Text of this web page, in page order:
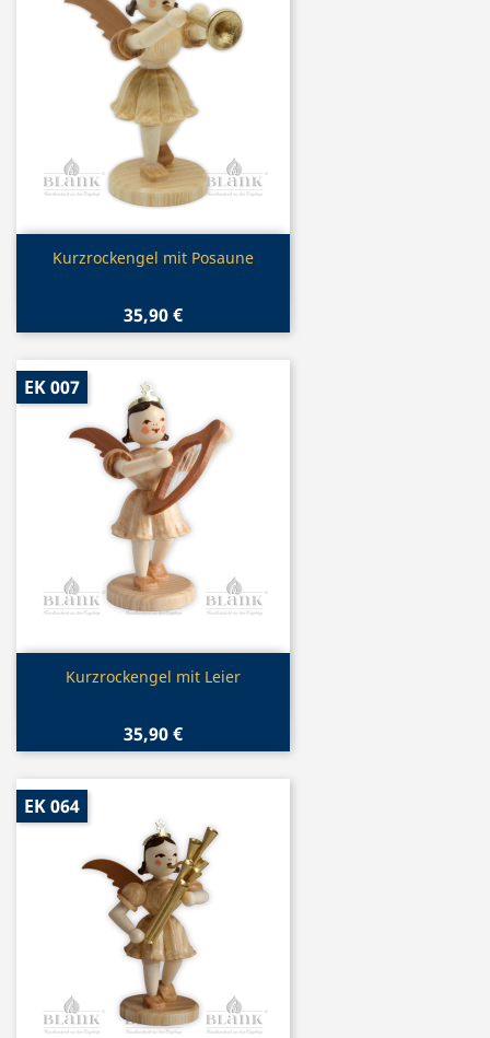
Vorschau
Kurzrockengel mit Posaune
35,90 €
Vorschau
Kurzrockengel mit Leier
35,90 €
EK 007
EK 064